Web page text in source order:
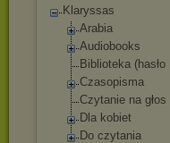
Klaryssas
Arabia
Audiobooks
Biblioteka (hasło
Czasopisma
Czytanie na głos
Dla kobiet
Do czytania